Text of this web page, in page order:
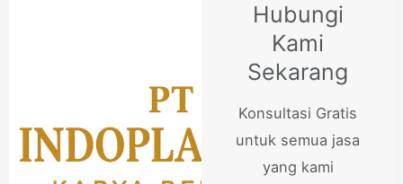
Hubungi
Kami
Sekarang
Konsultasi Gratis
untuk semua jasa
yang kami